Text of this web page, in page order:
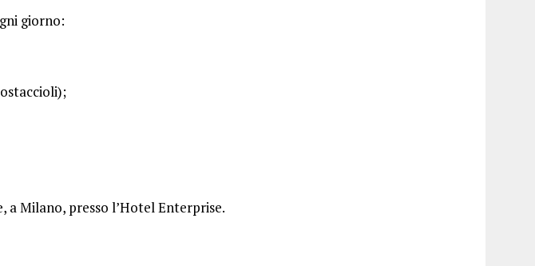
giorno:
Milano, presso l’Hotel Enterprise.